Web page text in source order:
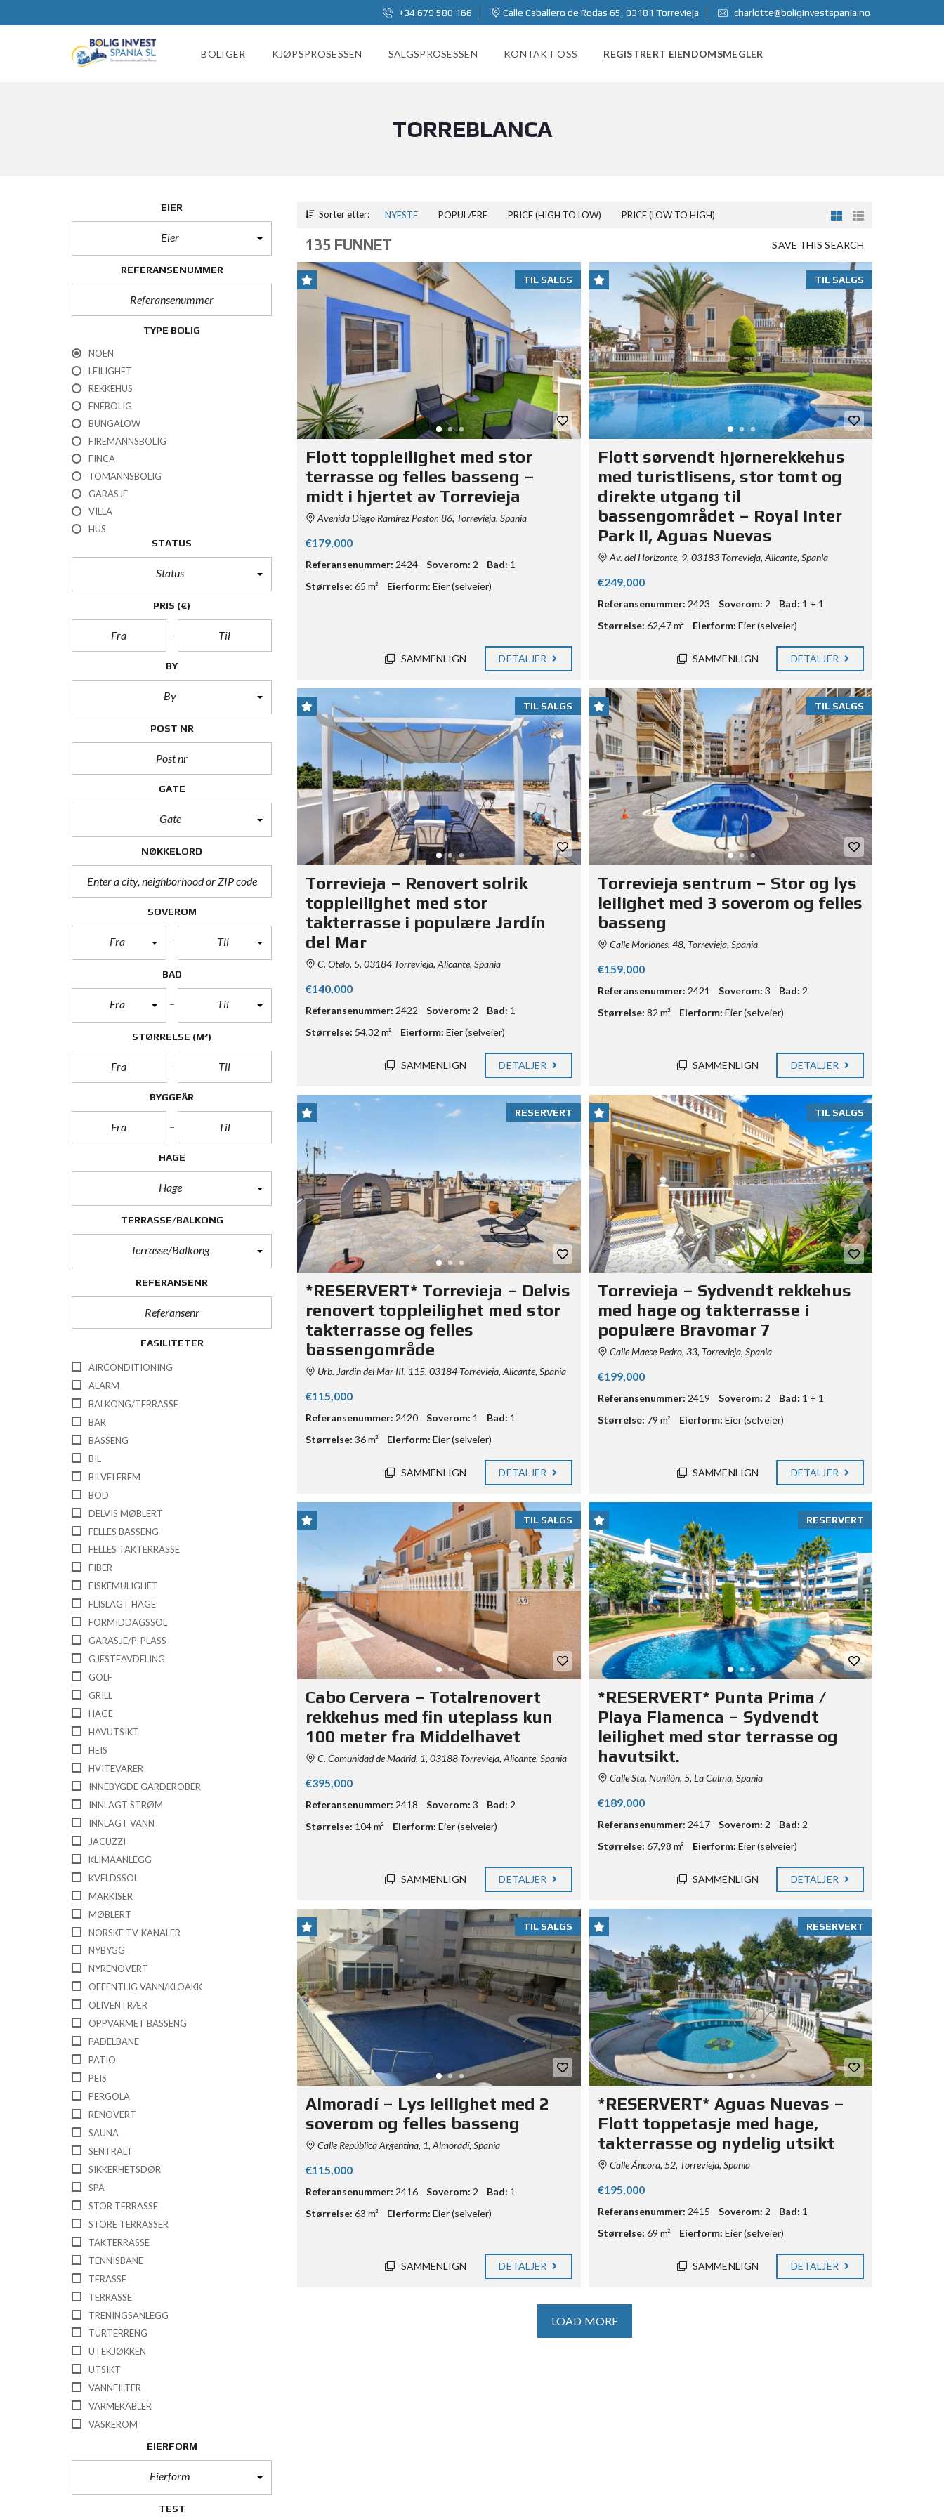
+34 679 580 166 Calle Caballero de Rodas 65, 03181 Torrevieja charlotte@boliginvestspania.no
BOLIGER KJØPSPROSESSEN SALGSPROSESSEN KONTAKT OSS REGISTRERT EIENDOMSMEGLER
TORREBLANCA
EIER
Eier
REFERANSENUMMER
TYPE BOLIG
NOEN
LEILIGHET
REKKEHUS
ENEBOLIG
BUNGALOW
FIREMANNSBOLIG
FINCA
TOMANNSBOLIG
GARASJE
VILLA
HUS
STATUS
Status
PRIS (€)
BY
By
POST NR
GATE
Gate
NØKKELORD
SOVEROM
Fra Til
BAD
Fra Til
STØRRELSE (M²)
BYGGEÅR
HAGE
Hage
TERRASSE/BALKONG
Terrasse/Balkong
REFERANSENR
FASILITETER
AIRCONDITIONING
ALARM
BALKONG/TERRASSE
BAR
BASSENG
BIL
BILVEI FREM
BOD
DELVIS MØBLERT
FELLES BASSENG
FELLES TAKTERRASSE
FIBER
FISKEMULIGHET
FLISLAGT HAGE
FORMIDDAGSSOL
GARASJE/P-PLASS
GJESTEAVDELING
GOLF
GRILL
HAGE
HAVUTSIKT
HEIS
HVITEVARER
INNEBYGDE GARDEROBER
INNLAGT STRØM
INNLAGT VANN
JACUZZI
KLIMAANLEGG
KVELDSSOL
MARKISER
MØBLERT
NORSKE TV-KANALER
NYBYGG
NYRENOVERT
OFFENTLIG VANN/KLOAKK
OLIVENTRÆR
OPPVARMET BASSENG
PADELBANE
PATIO
PEIS
PERGOLA
RENOVERT
SAUNA
SENTRALT
SIKKERHETSDØR
SPA
STOR TERRASSE
STORE TERRASSER
TAKTERRASSE
TENNISBANE
TERASSE
TERRASSE
TRENINGSANLEGG
TURTERRENG
UTEKJØKKEN
UTSIKT
VANNFILTER
VARMEKABLER
VASKEROM
EIERFORM
Eierform
TEST
Sorter etter: NYESTE POPULÆRE PRICE (HIGH TO LOW) PRICE (LOW TO HIGH)
SAVE THIS SEARCH
135 FUNNET
TIL SALGS
Flott toppleilighet med stor
terrasse og felles basseng –
midt i hjertet av Torrevieja
Avenida Diego Ramírez Pastor, 86, Torrevieja, Spania
€179,000
Referansenummer: 2424 Soverom: 2 Bad: 1
Størrelse: 65 m² Eierform: Eier (selveier)
SAMMENLIGN DETALJER
TIL SALGS
Flott sørvendt hjørnerekkehus
med turistlisens, stor tomt og
direkte utgang til
bassengområdet – Royal Inter
Park II, Aguas Nuevas
Av. del Horizonte, 9, 03183 Torrevieja, Alicante, Spania
€249,000
Referansenummer: 2423 Soverom: 2 Bad: 1 + 1
Størrelse: 62,47 m² Eierform: Eier (selveier)
SAMMENLIGN DETALJER
TIL SALGS
Torrevieja – Renovert solrik
toppleilighet med stor
takterrasse i populære Jardín
del Mar
C. Otelo, 5, 03184 Torrevieja, Alicante, Spania
€140,000
Referansenummer: 2422 Soverom: 2 Bad: 1
Størrelse: 54,32 m² Eierform: Eier (selveier)
SAMMENLIGN DETALJER
TIL SALGS
Torrevieja sentrum – Stor og lys
leilighet med 3 soverom og felles
basseng
Calle Moriones, 48, Torrevieja, Spania
€159,000
Referansenummer: 2421 Soverom: 3 Bad: 2
Størrelse: 82 m² Eierform: Eier (selveier)
SAMMENLIGN DETALJER
RESERVERT
*RESERVERT* Torrevieja – Delvis
renovert toppleilighet med stor
takterrasse og felles
bassengområde
Urb. Jardin del Mar III, 115, 03184 Torrevieja, Alicante, Spania
€115,000
Referansenummer: 2420 Soverom: 1 Bad: 1
Størrelse: 36 m² Eierform: Eier (selveier)
SAMMENLIGN DETALJER
TIL SALGS
Torrevieja – Sydvendt rekkehus
med hage og takterrasse i
populære Bravomar 7
Calle Maese Pedro, 33, Torrevieja, Spania
€199,000
Referansenummer: 2419 Soverom: 2 Bad: 1 + 1
Størrelse: 79 m² Eierform: Eier (selveier)
SAMMENLIGN DETALJER
TIL SALGS
Cabo Cervera – Totalrenovert
rekkehus med fin uteplass kun
100 meter fra Middelhavet
C. Comunidad de Madrid, 1, 03188 Torrevieja, Alicante, Spania
€395,000
Referansenummer: 2418 Soverom: 3 Bad: 2
Størrelse: 104 m² Eierform: Eier (selveier)
SAMMENLIGN DETALJER
RESERVERT
*RESERVERT* Punta Prima /
Playa Flamenca – Sydvendt
leilighet med stor terrasse og
havutsikt.
Calle Sta. Nunilón, 5, La Calma, Spania
€189,000
Referansenummer: 2417 Soverom: 2 Bad: 2
Størrelse: 67,98 m² Eierform: Eier (selveier)
SAMMENLIGN DETALJER
TIL SALGS
Almoradí – Lys leilighet med 2
soverom og felles basseng
Calle República Argentina, 1, Almoradí, Spania
€115,000
Referansenummer: 2416 Soverom: 2 Bad: 1
Størrelse: 63 m² Eierform: Eier (selveier)
SAMMENLIGN DETALJER
RESERVERT
*RESERVERT* Aguas Nuevas –
Flott toppetasje med hage,
takterrasse og nydelig utsikt
Calle Áncora, 52, Torrevieja, Spania
€195,000
Referansenummer: 2415 Soverom: 2 Bad: 1
Størrelse: 69 m² Eierform: Eier (selveier)
SAMMENLIGN DETALJER
LOAD MORE